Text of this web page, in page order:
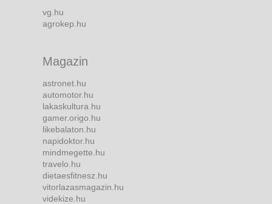
vg.hu
agrokep.hu
Magazin
astronet.hu
automotor.hu
lakaskultura.hu
gamer.origo.hu
likebalaton.hu
napidoktor.hu
mindmegette.hu
travelo.hu
dietaesfitnesz.hu
vitorlazasmagazin.hu
videkize.hu